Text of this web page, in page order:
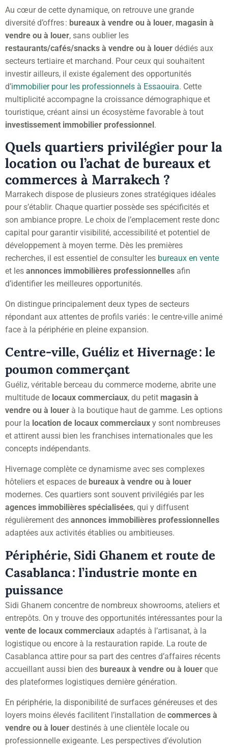
Au cœur de cette dynamique, on retrouve une grande
diversité d’offres : bureaux à vendre ou à louer, magasin à
vendre ou à louer, sans oublier les
restaurants/cafés/snacks à vendre ou à louer dédiés aux
secteurs tertiaire et marchand. Pour ceux qui souhaitent
investir ailleurs, il existe également des opportunités
d’immobilier pour les professionnels à Essaouira. Cette
multiplicité accompagne la croissance démographique et
touristique, créant ainsi un écosystème favorable à tout
investissement immobilier professionnel.
Quels quartiers privilégier pour la
location ou l’achat de bureaux et
commerces à Marrakech ?
Marrakech dispose de plusieurs zones stratégiques idéales
pour s’établir. Chaque quartier possède ses spécificités et
son ambiance propre. Le choix de l’emplacement reste donc
capital pour garantir visibilité, accessibilité et potentiel de
développement à moyen terme. Dès les premières
recherches, il est essentiel de consulter les bureaux en vente
et les annonces immobilières professionnelles afin
d’identifier les meilleures opportunités.
On distingue principalement deux types de secteurs
répondant aux attentes de profils variés : le centre-ville animé
face à la périphérie en pleine expansion.
Centre-ville, Guéliz et Hivernage : le
poumon commerçant
Guéliz, véritable berceau du commerce moderne, abrite une
multitude de locaux commerciaux, du petit magasin à
vendre ou à louer à la boutique haut de gamme. Les options
pour la location de locaux commerciaux y sont nombreuses
et attirent aussi bien les franchises internationales que les
concepts indépendants.
Hivernage complète ce dynamisme avec ses complexes
hôteliers et espaces de bureaux à vendre ou à louer
modernes. Ces quartiers sont souvent privilégiés par les
agences immobilières spécialisées, qui y diffusent
régulièrement des annonces immobilières professionnelles
adaptées aux activités établies ou ambitieuses.
Périphérie, Sidi Ghanem et route de
Casablanca : l’industrie monte en
puissance
Sidi Ghanem concentre de nombreux showrooms, ateliers et
entrepôts. On y trouve des opportunités intéressantes pour la
vente de locaux commerciaux adaptés à l’artisanat, à la
logistique ou encore à la restauration rapide. La route de
Casablanca attire pour sa part des centres d’affaires récents
accueillant aussi bien des bureaux à vendre ou à louer que
des plateformes logistiques dernière génération.
En périphérie, la disponibilité de surfaces généreuses et des
loyers moins élevés facilitent l’installation de commerces à
vendre ou à louer destinés à une clientèle locale ou
professionnelle exigeante. Les perspectives d’évolution